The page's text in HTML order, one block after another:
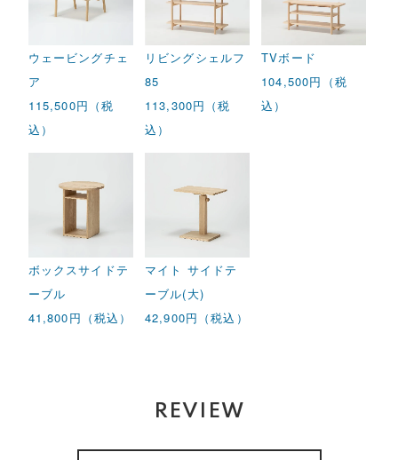
ウェービングチェ
ア
115,500円（税
込）
リビングシェルフ
85
113,300円（税
込）
TVボード
104,500円（税
込）
ボックスサイドテ
ーブル
41,800円（税込）
マイト サイドテ
ーブル(大)
42,900円（税込）
REVIEW